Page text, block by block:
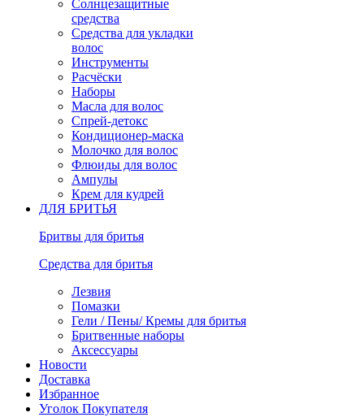
Солнцезащитные
средства
Средства для укладки
волос
Инструменты
Расчёски
Наборы
Масла для волос
Спрей-детокс
Кондиционер-маска
Молочко для волос
Флюиды для волос
Ампулы
Крем для кудрей
ДЛЯ БРИТЬЯ
Бритвы для бритья
Средства для бритья
Лезвия
Помазки
Гели / Пены/ Кремы для бритья
Бритвенные наборы
Аксессуары
Новости
Доставка
Избранное
Уголок Покупателя